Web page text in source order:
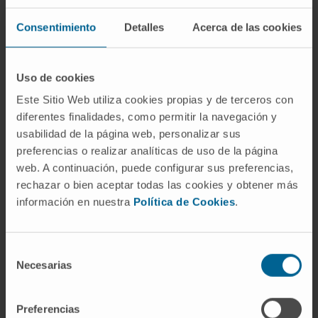
Consentimiento Detalles Acerca de las cookies
Uso de cookies
Este Sitio Web utiliza cookies propias y de terceros con
diferentes finalidades, como permitir la navegación y
usabilidad de la página web, personalizar sus
preferencias o realizar analíticas de uso de la página
web. A continuación, puede configurar sus preferencias,
rechazar o bien aceptar todas las cookies y obtener más
información en nuestra Política de Cookies.
Necesarias
Preferencias
Center Clínica Universidad de Navarra e
investigador principal del grupo de Oncología
Traslacional del Cima. Especialista del Área de
Grupo Español de Investigación en Cáncer de
Ovario (GEICO) y un miembro activo de grupos
internacionales responsables de ensayos clínicos
de novedosos tratamientos contra este tumor. Es
profesor de la Universidad Francisco de Vitoria y
ha sido profesor asociado de la Universidad de
Texas, y cuenta con más de 200 publicaciones y
segunda vez que destaca en esta relación. Es
Inmunología e Inmnunoterapia del Cima y